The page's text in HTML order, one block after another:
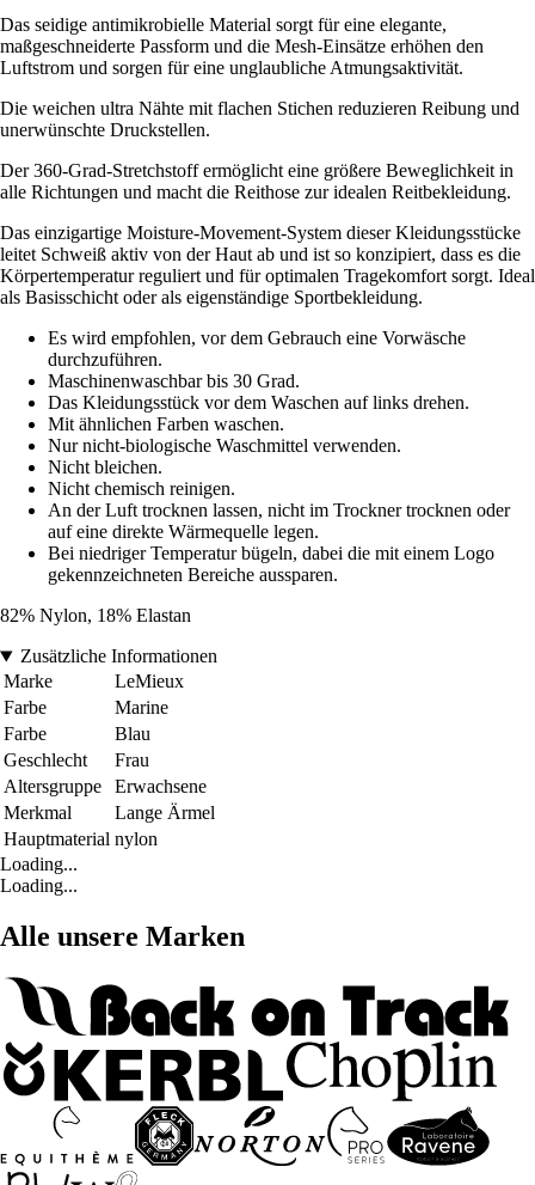
Das seidige antimikrobielle Material sorgt für eine elegante,
maßgeschneiderte Passform und die Mesh-Einsätze erhöhen den
Luftstrom und sorgen für eine unglaubliche Atmungsaktivität.
Die weichen ultra Nähte mit flachen Stichen reduzieren Reibung und
unerwünschte Druckstellen.
Der 360-Grad-Stretchstoff ermöglicht eine größere Beweglichkeit in
alle Richtungen und macht die Reithose zur idealen Reitbekleidung.
Das einzigartige Moisture-Movement-System dieser Kleidungsstücke
leitet Schweiß aktiv von der Haut ab und ist so konzipiert, dass es die
Körpertemperatur reguliert und für optimalen Tragekomfort sorgt. Ideal
als Basisschicht oder als eigenständige Sportbekleidung.
Es wird empfohlen, vor dem Gebrauch eine Vorwäsche
durchzuführen.
Maschinenwaschbar bis 30 Grad.
Das Kleidungsstück vor dem Waschen auf links drehen.
Mit ähnlichen Farben waschen.
Nur nicht-biologische Waschmittel verwenden.
Nicht bleichen.
Nicht chemisch reinigen.
An der Luft trocknen lassen, nicht im Trockner trocknen oder
auf eine direkte Wärmequelle legen.
Bei niedriger Temperatur bügeln, dabei die mit einem Logo
gekennzeichneten Bereiche aussparen.
82% Nylon, 18% Elastan
Zusätzliche Informationen
Marke
LeMieux
Farbe
Marine
Farbe
Blau
Geschlecht
Frau
Altersgruppe
Erwachsene
Merkmal
Lange Ärmel
Hauptmaterial nylon
Loading...
Loading...
Alle unsere Marken